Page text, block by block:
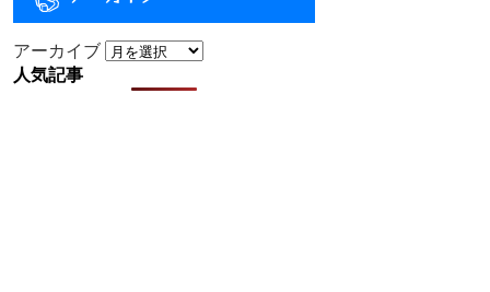
アーカイブ
人気記事